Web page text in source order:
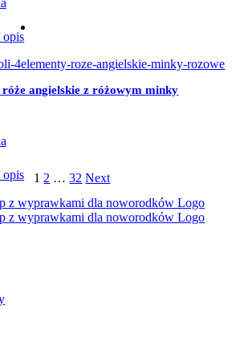
opis
angielskie z różowym minky
opis 1 2 … 32 Next